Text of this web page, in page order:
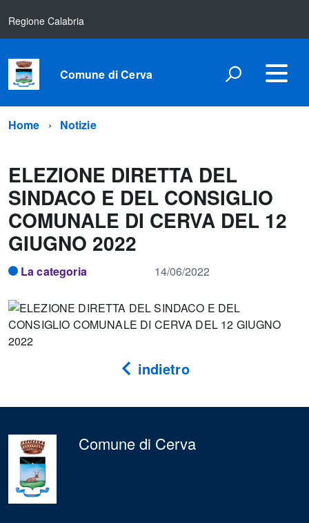
Regione Calabria
Comune di Cerva
Home Notizie
ELEZIONE DIRETTA DEL
SINDACO E DEL CONSIGLIO
COMUNALE DI CERVA DEL 12
GIUGNO 2022
La categoria 14/06/2022
indietro
Comune di Cerva